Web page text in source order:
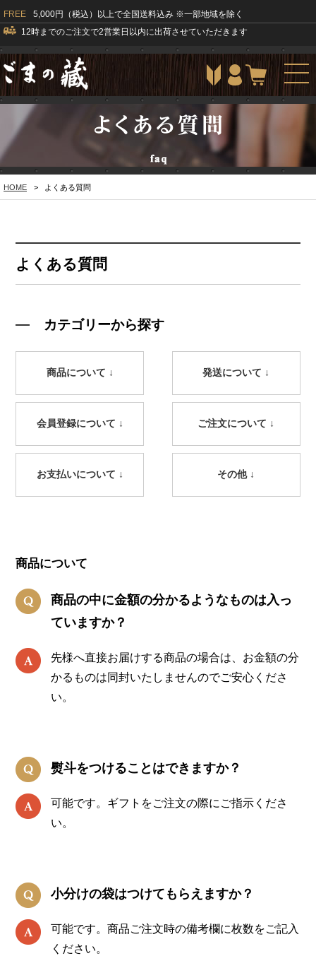
FREE 5,000円（税込）以上で全国送料込み ※一部地域を除く
12時までのご注文で2営業日以内に出荷させていただきます
HOME > よくある質問
よくある質問
カテゴリーから探す
商品について ↓ 発送について ↓
会員登録について ↓ ご注文について ↓
お支払いについて ↓ その他 ↓
商品について
商品の中に金額の分かるようなものは入っ
ていますか？
先様へ直接お届けする商品の場合は、お金額の分
かるものは同封いたしませんのでご安心くださ
い。
熨斗をつけることはできますか？
可能です。ギフトをご注文の際にご指示くださ
い。
小分けの袋はつけてもらえますか？
可能です。商品ご注文時の備考欄に枚数をご記入
ください。